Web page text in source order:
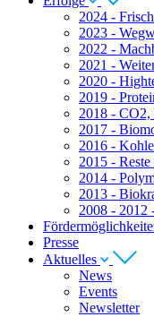
2024 -
2023 -
2022 -
2021 -
2020 -
2019 -
2018 - CO2,
2017 -
2016 -
2015 -
2014 -
2013 -
2008 - 2012
Presse
Aktuelles
News
Events
Newsletter